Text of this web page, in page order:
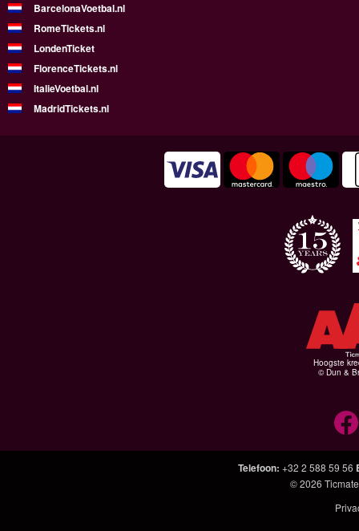
BarcelonaVoetbal.nl
RomeTickets.nl
LondenTicket
FlorenceTickets.nl
ItalieVoetbal.nl
MadridTickets.nl
Hoogste
© Dun &
Telefoon: +32 2 588 59 56
© 2026